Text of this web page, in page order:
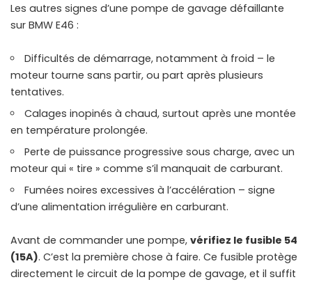
Les autres signes d’une pompe de gavage défaillante
sur BMW E46 :
Difficultés de démarrage, notamment à froid – le
moteur tourne sans partir, ou part après plusieurs
tentatives.
Calages inopinés à chaud, surtout après une montée
en température prolongée.
Perte de puissance progressive sous charge, avec un
moteur qui « tire » comme s’il manquait de carburant.
Fumées noires excessives à l’accélération – signe
d’une alimentation irrégulière en carburant.
Avant de commander une pompe, vérifiez le fusible 54
(15A). C’est la première chose à faire. Ce fusible protège
directement le circuit de la pompe de gavage, et il suffit